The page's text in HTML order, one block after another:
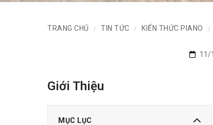
TRANG CHỦ / TIN TỨC / KIẾN THỨC PIANO /
11/
Giới Thiệu
MỤC LỤC